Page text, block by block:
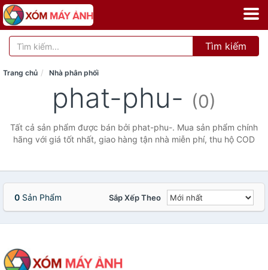
Tìm kiếm
Trang chủ Nhà phân phối
phat-phu- (0)
Tất cả sản phẩm được bán bởi phat-phu-. Mua sản phẩm chính
hãng với giá tốt nhất, giao hàng tận nhà miễn phí, thu hộ COD
0 Sản Phẩm Sắp Xếp Theo